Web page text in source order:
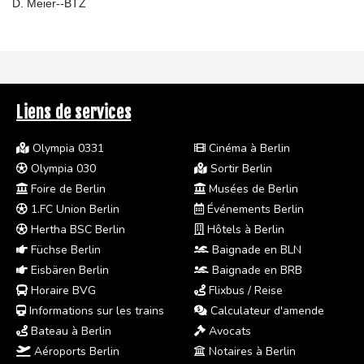
D. Meier--BTZ
Liens de services
Olympia 0331
Olympia 030
Foire de Berlin
1.FC Union Berlin
Hertha BSC Berlin
Füchse Berlin
Eisbären Berlin
Horaire BVG
Informations sur les trains
Bateau à Berlin
Aéroports Berlin
Cinéma à Berlin
Sortir Berlin
Musées de Berlin
Événements Berlin
Hôtels à Berlin
Baignade en BLN
Baignade en BRB
Flixbus / Reise
Calculateur d'amende
Avocats
Notaires à Berlin